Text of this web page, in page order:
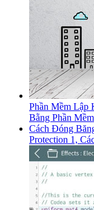
Phần Mềm Lập
Bằng Phần
Cách Đóng
Protection 1,